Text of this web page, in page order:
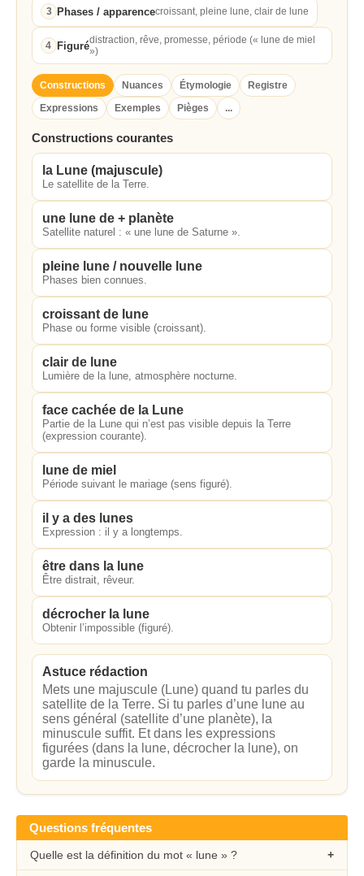
3 Phases / apparencecroissant, pleine lune, clair de lune
4 Figurédistraction, rêve, promesse, période (« lune de miel
»)
Constructions Nuances Étymologie
Registre
Expressions
Exemples Pièges ...
Constructions courantes
la Lune (majuscule)
Le satellite de la Terre.
une lune de + planète
Satellite naturel : « une lune de Saturne ».
pleine lune / nouvelle lune
Phases bien connues.
croissant de lune
Phase ou forme visible (croissant).
clair de lune
Lumière de la lune, atmosphère nocturne.
face cachée de la Lune
Partie de la Lune qui n’est pas visible depuis la Terre
(expression courante).
lune de miel
Période suivant le mariage (sens figuré).
il y a des lunes
Expression : il y a longtemps.
être dans la lune
Être distrait, rêveur.
décrocher la lune
Obtenir l’impossible (figuré).
Astuce rédaction
Mets une majuscule (Lune) quand tu parles du
satellite de la Terre. Si tu parles d’une lune au
sens général (satellite d’une planète), la
minuscule suffit. Et dans les expressions
figurées (dans la lune, décrocher la lune), on
garde la minuscule.
Questions fréquentes
Quelle est la définition du mot « lune » ?